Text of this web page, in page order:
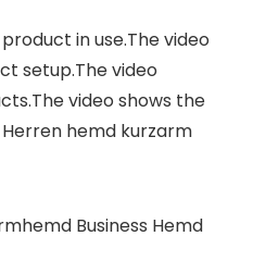
in use.The video
setup.The video
video shows the
hemd kurzarm
Business Hemd